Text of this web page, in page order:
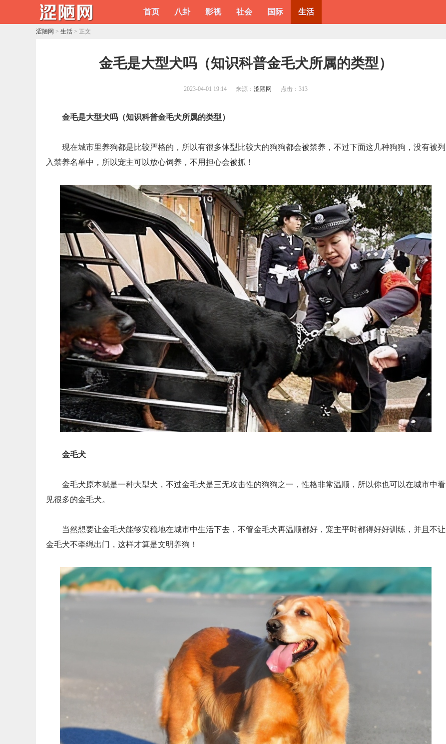
首页 八卦 影视 社会 国际 生活
涩陋网 > 生活 > 正文
​金毛是大型犬吗（知识科普金毛犬所属的类型）
2023-04-01 19:14 来源： 涩陋网 点击： 313
金毛是大型犬吗（知识科普金毛犬所属的类型）
现在城市里养狗都是比较严格的，所以有很多体型比较大的狗狗都会被禁养，不过下面这几种狗狗，没有被列
入禁养名单中，所以宠主可以放心饲养，不用担心会被抓！
金毛犬
金毛犬原本就是一种大型犬，不过金毛犬是三无攻击性的狗狗之一，性格非常温顺，所以你也可以在城市中看
见很多的金毛犬。
当然想要让金毛犬能够安稳地在城市中生活下去，不管金毛犬再温顺都好，宠主平时都得好好训练，并且不让
金毛犬不牵绳出门，这样才算是文明养狗！